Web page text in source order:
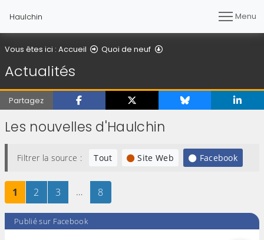
Haulchin Menu
Vous êtes ici : Accueil Quoi de neuf
Actualités
Partagez
Les nouvelles d'Haulchin
Filtrer la source : Tout Site Web Facebook
Page
1 sur 8Page
2 sur 8Page
3sur 8
… Page
8
Publié sur Facebook